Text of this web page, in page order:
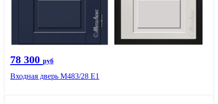
78 300 руб
Входная дверь М483/28 Е1